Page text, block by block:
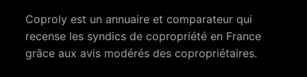
Coproly est un annuaire et comparateur qui
recense les syndics de copropriété en France
grâce aux avis modérés des copropriétaires.